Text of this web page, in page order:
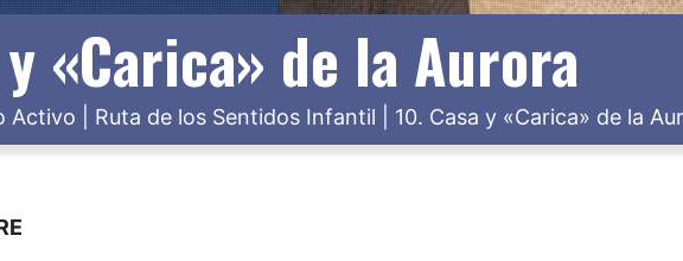
«Carica» de la Aurora
Activo Ruta de los Sentidos Infantil 10. Casa y «Carica» de la